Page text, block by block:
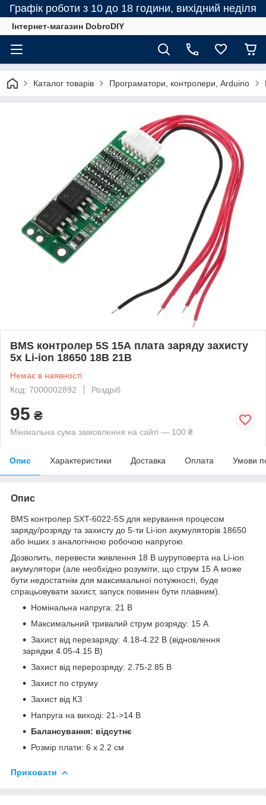
Графік роботи з 10 до 18 години, вихідний неділя
Інтернет-магазин DobroDIY
Каталог товарів Програматори, контролери, Arduino
BMS контролер 5S 15А плата заряду захисту
5x Li-ion 18650 18В 21В
Немає в наявності
Код: 7000002892
Роздріб
95 ₴
Мінімальна сума замовлення на сайті — 100 ₴
Опис Характеристики Доставка Оплата Умови
Опис
BMS контролер SXT-6022-5S для керування процесом
заряду/розряду та захисту до 5-ти Li-ion акумуляторів 18650
або інших з аналогічною робочою напругою.
Дозволить, перевести живлення 18 В шуруповерта на Li-ion
акумулятори (але необхідно розуміти, що струм 15 А може
бути недостатнім для максимальної потужності, буде
спрацьовувати захист, запуск повинен бути плавним).
Номінальна напруга: 21 В
Максимальний тривалий струм розряду: 15 А
Захист від перезаряду: 4.18-4.22 В (відновлення
зарядки 4.05-4.15 В)
Захист від перерозряду: 2.75-2.85 В
Захист по струму
Захист від КЗ
Напруга на виході: 21->14 В
Балансування: відсутнє
Розмір плати: 6 x 2.2 см
Приховати